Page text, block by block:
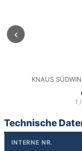
KNAUS
‹
1
Technische
INTERNE NR.